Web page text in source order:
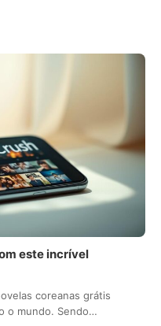
este incrível
coreanas grátis
o mundo. Sendo…